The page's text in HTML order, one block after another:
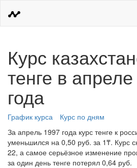
Курс
тенге в
года
График курса
Курс по дням
За апрель 1997 года курс тенге к
уменьшился на 0,50 руб. за 1₸. Курс
22, а самое серьёзное изменение
за один день тенге потерял 0,64 руб.